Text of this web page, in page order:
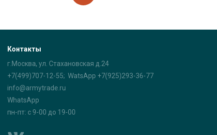
Контакты
г.Москва, ул. Стахановская д.24
+7(499)707-12-55; WatsApp +7(925)293-36-77
info@armytrade.ru
WhatsApp
пн-пт: с 9-00 до 19-00